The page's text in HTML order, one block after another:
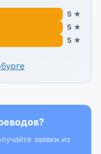
5 ★
5 ★
5 ★
заявки из